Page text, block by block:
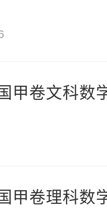
甲卷文科数
甲卷理科数